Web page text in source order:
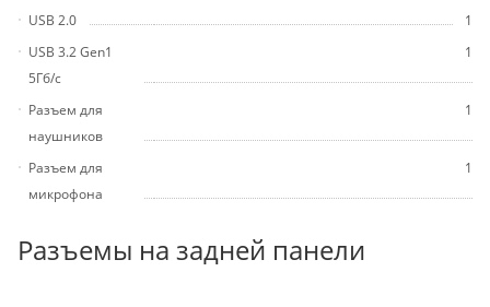
USB 2.0
1
USB 3.2 Gen1
5Гб/с
1
Разъем для
наушников
1
Разъем для
микрофона
1
Разъемы на задней панели